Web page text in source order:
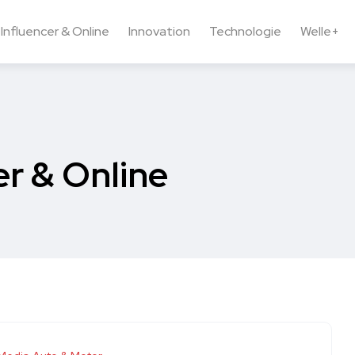
Influencer & Online Innovation Technologie Welle+
& Online